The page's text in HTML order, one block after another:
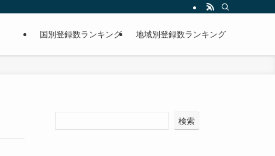
国別登録数ランキング 地域別登録数ランキング
検索